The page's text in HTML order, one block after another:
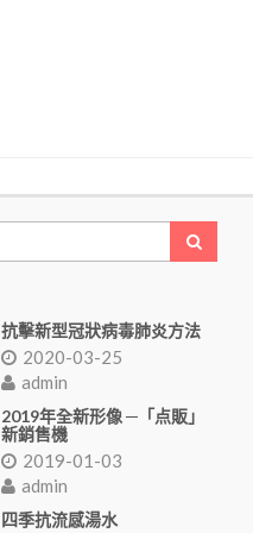
抗擊新型冠狀病毒肺炎方法
2020-03-25
admin
2019年全新形像 ─「点販」
新銷售機
2019-01-03
admin
四季抗流感湯水